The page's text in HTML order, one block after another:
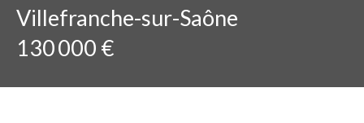
Villefranche-sur-Saône
130 000 €